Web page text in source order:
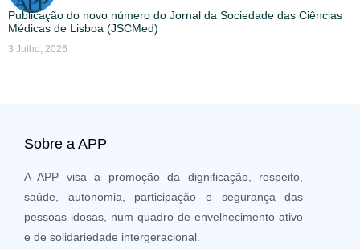
Publicação do novo número do Jornal da Sociedade das Ciências
Médicas de Lisboa (JSCMed)
3 Julho, 2026
Sobre a APP
A APP visa a promoção da dignificação, respeito,
saúde, autonomia, participação e segurança das
pessoas idosas, num quadro de envelhecimento ativo
e de solidariedade intergeracional.